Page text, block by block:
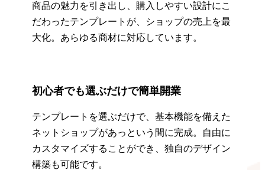
商品の魅力を引き出し、購入しやすい設計にこ
だわったテンプレートが、ショップの売上を最
大化。あらゆる商材に対応しています。
初心者でも選ぶだけで簡単開業
テンプレートを選ぶだけで、基本機能を備えた
ネットショップがあっという間に完成。自由に
カスタマイズすることができ、独自のデザイン
構築も可能です。